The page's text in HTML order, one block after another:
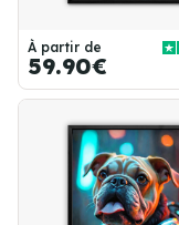
À partir de
59.90€